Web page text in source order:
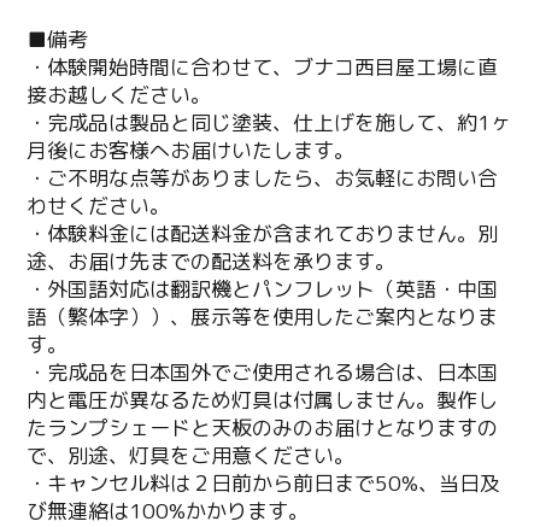
■備考
・体験開始時間に合わせて、ブナコ西目屋工場に直
接お越しください。
・完成品は製品と同じ塗装、仕上げを施して、約1ヶ
月後にお客様へお届けいたします。
・ご不明な点等がありましたら、お気軽にお問い合
わせください。
・体験料金には配送料金が含まれておりません。別
途、お届け先までの配送料を承ります。
・外国語対応は翻訳機とパンフレット（英語・中国
語（繁体字））、展示等を使用したご案内となりま
す。
・完成品を日本国外でご使用される場合は、日本国
内と電圧が異なるため灯具は付属しません。製作し
たランプシェードと天板のみのお届けとなりますの
で、別途、灯具をご用意ください。
・キャンセル料は２日前から前日まで50%、当日及
び無連絡は100%かかります。